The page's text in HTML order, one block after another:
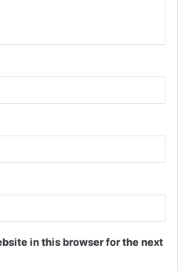
in this browser for the next